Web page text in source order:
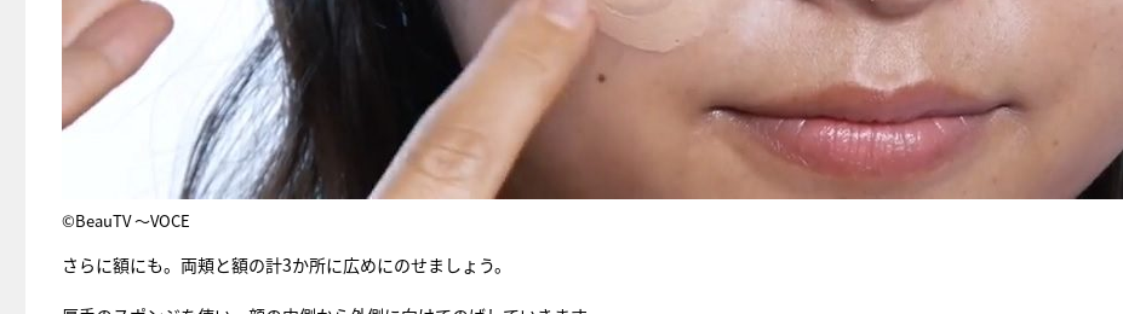
©BeauTV ～VOCE
さらに額にも。両頬と額の計3か所に広めにのせましょう。